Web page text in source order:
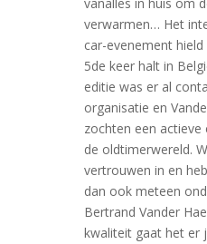
verwarmen… Het
car-evenement
5de keer halt in
editie was er al
organisatie en
zochten een actieve
de oldtimerwereld.
vertrouwen in en
dan ook meteen
Bertrand Vander
kwaliteit gaat het er